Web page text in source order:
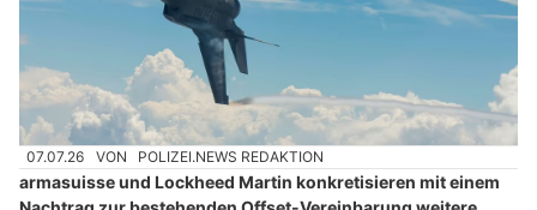
07.07.26 VON POLIZEI.NEWS REDAKTION
armasuisse und Lockheed Martin konkretisieren mit einem